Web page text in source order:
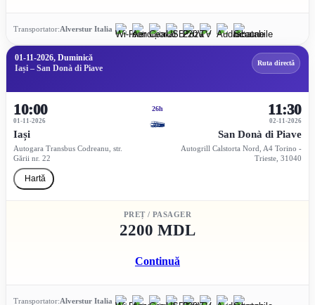
Transportator:Alverstur Italia
01-11-2026, Duminică
Iași – San Donà di Piave
Ruta directă
10:00
01-11-2026
Iași
Autogara Transbus Codreanu, str.
Gării nr. 22
Hartă
26h
02-11-2026
11:30
San Donà di Piave
Autogrill Calstorta Nord, A4 Torino -
Trieste, 31040
PREȚ / PASAGER
2200 MDL
Continuă
Transportator:Alverstur Italia